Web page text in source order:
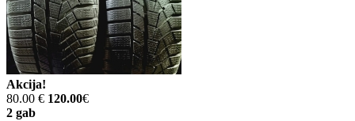
Akcija!
80.00 € 120.00€
2 gab